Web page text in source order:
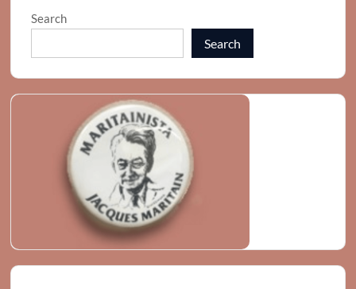
Search
Search